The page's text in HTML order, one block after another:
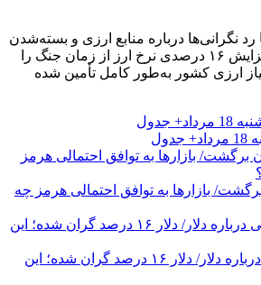
نگرانی‌ها درباره منابع ارزی و بسته‌شدن
مسیرهای انتقال ارز، افزایش ۱۶ درصدی نرخ ارز از زمان جنگ را
ارزی کشور به‌طور کامل تأمین شده
تومان برگشت/ بازارها به توافق احتمالی هرمز چه
اظهارات جنجالی همتی درباره دلار/ دلار ۱۶ درصد گران شده؛ این